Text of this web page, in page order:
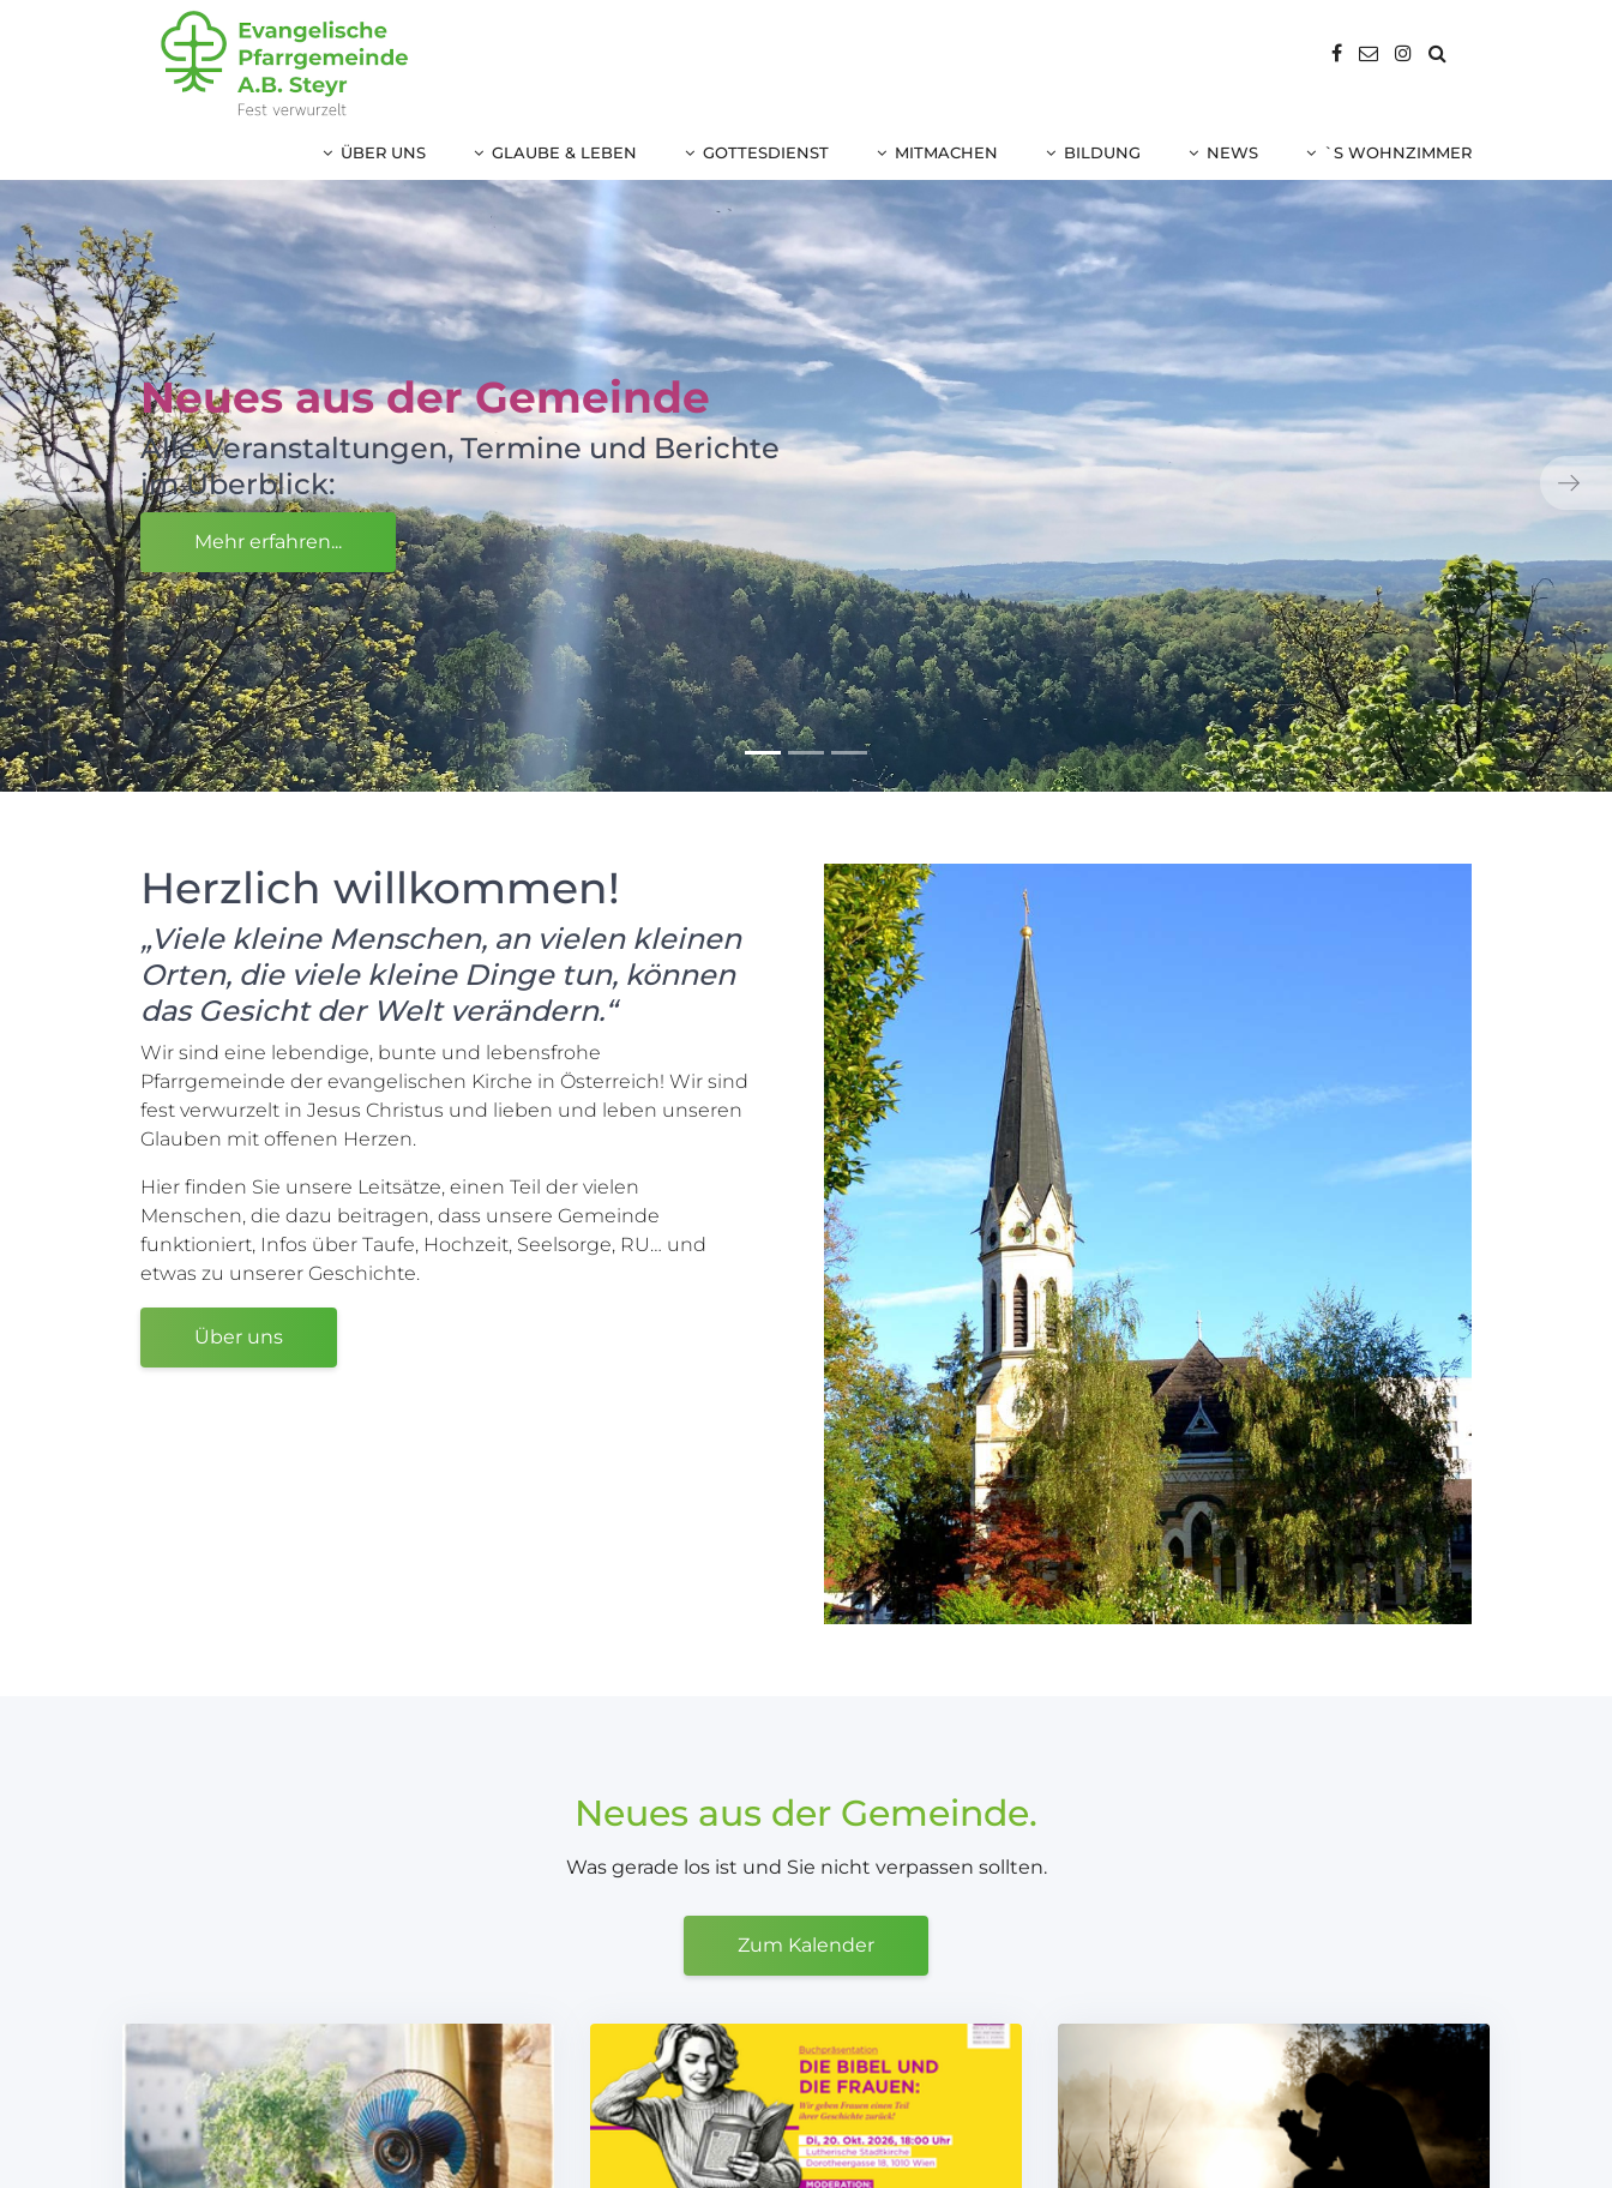
ÜBER UNS GLAUBE & LEBEN GOTTESDIENST MITMACHEN BILDUNG NEWS `S WOHNZIMMER
Neues aus der Gemeinde
Alle Veranstaltungen, Termine und Berichte
im Überblick:
Mehr erfahren...
Herzlich willkommen!
„Viele kleine Menschen, an vielen kleinen
Orten, die viele kleine Dinge tun, können
das Gesicht der Welt verändern.“
Wir sind eine lebendige, bunte und lebensfrohe
Pfarrgemeinde der evangelischen Kirche in Österreich! Wir sind
fest verwurzelt in Jesus Christus und lieben und leben unseren
Glauben mit offenen Herzen.
Hier finden Sie unsere Leitsätze, einen Teil der vielen
Menschen, die dazu beitragen, dass unsere Gemeinde
funktioniert, Infos über Taufe, Hochzeit, Seelsorge, RU… und
etwas zu unserer Geschichte.
Über uns
Neues aus der Gemeinde.
Was gerade los ist und Sie nicht verpassen sollten.
Zum Kalender